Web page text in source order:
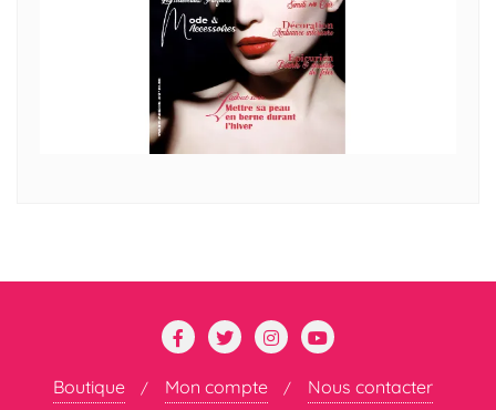
Boutique Mon compte
Nous contacter